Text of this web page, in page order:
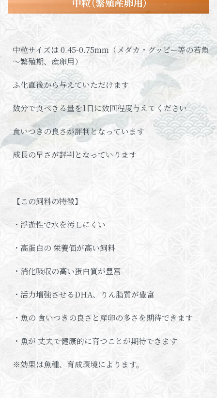
中粒サイズは 0.45-0.75mm（メダカ・グッピー等の若魚
～繁殖期、産卵用）
ふ化直後から与えていただけます
数分で食べきる量を1日に数回程度与えてください
食いつきの良さが評判となっています
成長の早さが評判となっていります
【この飼料の特徴】
・浮遊性で水を汚しにくい
・高蛋白の 栄養価が高い飼料
・消化吸収の高い蛋白質が豊富
・活力増強させるDHA、りん脂質が豊富
・魚の 食いつきの良さと産卵の多さを期待できます
・魚が 丈夫で健康的に育つことが期待できます
※効果は魚種、育成環境によります。